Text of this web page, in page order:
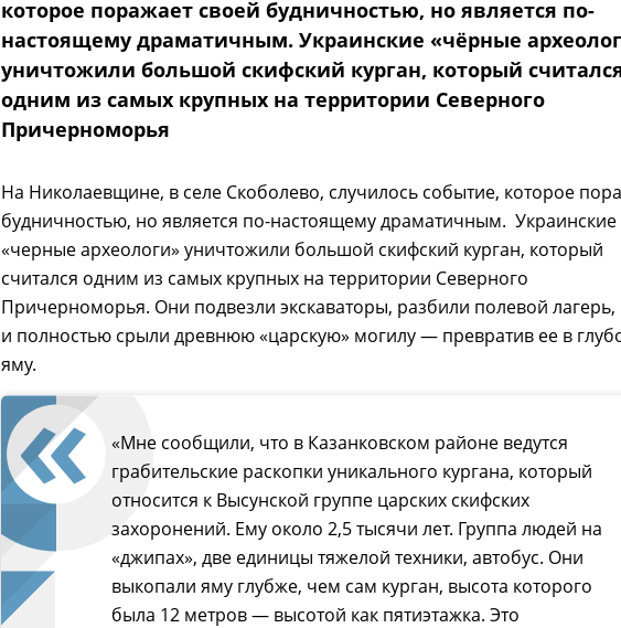
которое поражает своей будничностью, но является по-
настоящему драматичным. Украинские «чёрные
уничтожили большой скифский курган, который
одним из самых крупных на территории Северного
Причерноморья
На Николаевщине, в селе Скоболево, случилось событие, которое
будничностью, но является по-настоящему драматичным. Украинские
«черные археологи» уничтожили большой скифский курган, который
считался одним из самых крупных на территории Северного
Причерноморья. Они подвезли экскаваторы, разбили полевой лагерь,
и полностью срыли древнюю «царскую» могилу — превратив ее в
яму.
«Мне сообщили, что в Казанковском районе ведутся
грабительские раскопки уникального кургана, который
относится к Высунской группе царских скифских
захоронений. Ему около 2,5 тысячи лет. Группа людей на
«джипах», две единицы тяжелой техники, автобус. Они
выкопали яму глубже, чем сам курган, высота которого
была 12 метров — высотой как пятиэтажка. Это